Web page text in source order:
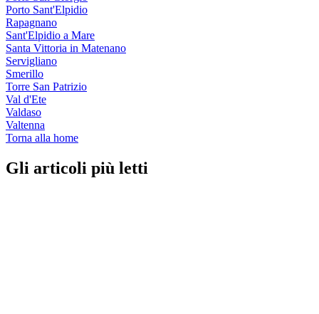
Porto Sant'Elpidio
Rapagnano
Sant'Elpidio a Mare
Santa Vittoria in Matenano
Servigliano
Smerillo
Torre San Patrizio
Val d'Ete
Valdaso
Valtenna
Torna alla home
Gli articoli più letti